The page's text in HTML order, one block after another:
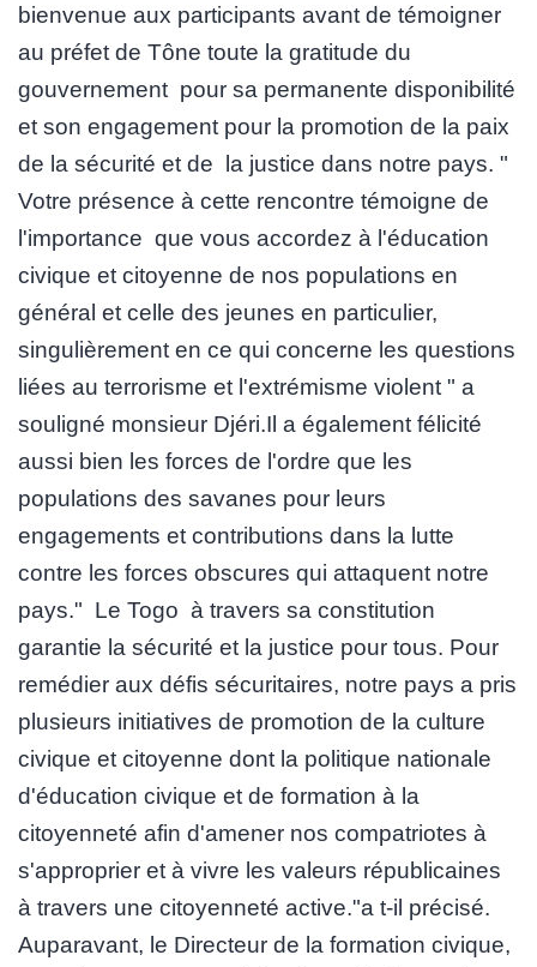
bienvenue aux participants avant de témoigner
au préfet de Tône toute la gratitude du
gouvernement pour sa permanente disponibilité
et son engagement pour la promotion de la paix
de la sécurité et de la justice dans notre pays. "
Votre présence à cette rencontre témoigne de
l'importance que vous accordez à l'éducation
civique et citoyenne de nos populations en
général et celle des jeunes en particulier,
singulièrement en ce qui concerne les questions
liées au terrorisme et l'extrémisme violent " a
souligné monsieur Djéri.Il a également félicité
aussi bien les forces de l'ordre que les
populations des savanes pour leurs
engagements et contributions dans la lutte
contre les forces obscures qui attaquent notre
pays." Le Togo à travers sa constitution
garantie la sécurité et la justice pour tous. Pour
remédier aux défis sécuritaires, notre pays a pris
plusieurs initiatives de promotion de la culture
civique et citoyenne dont la politique nationale
d'éducation civique et de formation à la
citoyenneté afin d'amener nos compatriotes à
s'approprier et à vivre les valeurs républicaines
à travers une citoyenneté active."a t-il précisé.
Auparavant, le Directeur de la formation civique,